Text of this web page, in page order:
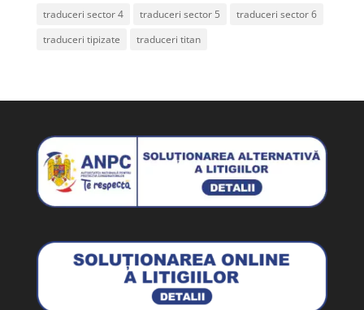
traduceri sector 4
traduceri sector 5
traduceri sector 6
traduceri tipizate
traduceri titan